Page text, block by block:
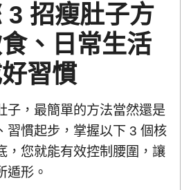
3 招瘦肚子方
、日常生活
習慣
子，最簡單的方法當然還是
習慣起步，掌握以下 3 個核
，您就能有效控制腰圍，讓
遁形。